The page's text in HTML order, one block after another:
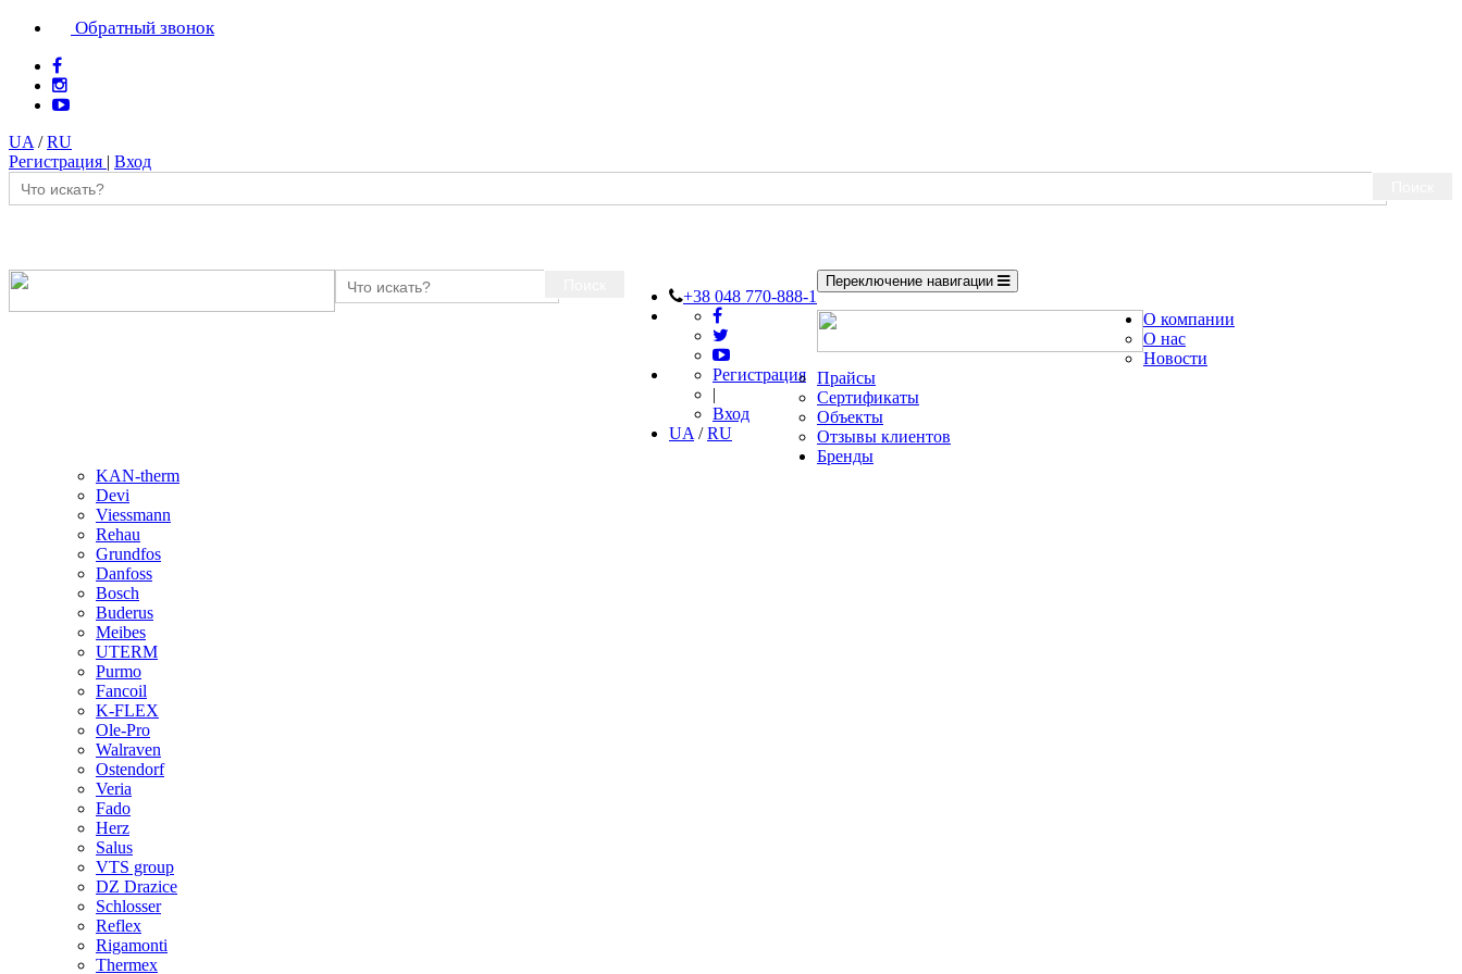
Обратный звонок
UA /RU
Регистрация | Вход
+38 048 770-888-1
Регистрация
|
Вход
UA /RU
Переключение навигации
О компании
О нас
Новости
Прайсы
Сертификаты
Объекты
Отзывы клиентов
Бренды
KAN-therm
Devi
Viessmann
Rehau
Grundfos
Danfoss
Bosch
Buderus
Meibes
UTERM
Purmo
Fancoil
K-FLEX
Ole-Pro
Walraven
Ostendorf
Veria
Fado
Herz
Salus
VTS group
DZ Drazice
Schlosser
Reflex
Rigamonti
Thermex